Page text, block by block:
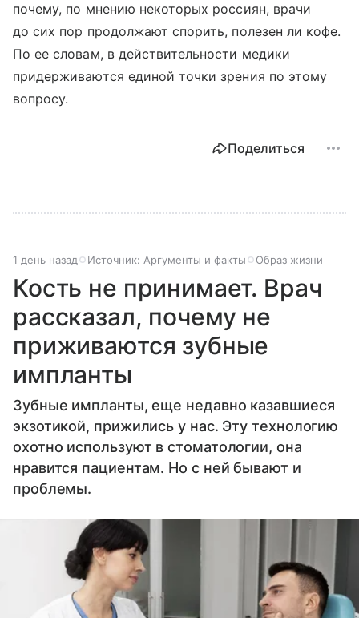
почему, по мнению некоторых россиян, врачи
до сих пор продолжают спорить, полезен ли кофе.
По ее словам, в действительности медики
придерживаются единой точки зрения по этому
вопросу.
Поделиться
1 день назад Источник: Аргументы и факты Образ жизни
Кость не принимает. Врач
рассказал, почему не
приживаются зубные
импланты
Зубные импланты, еще недавно казавшиеся
экзотикой, прижились у нас. Эту технологию
охотно используют в стоматологии, она
нравится пациентам. Но с ней бывают и
проблемы.